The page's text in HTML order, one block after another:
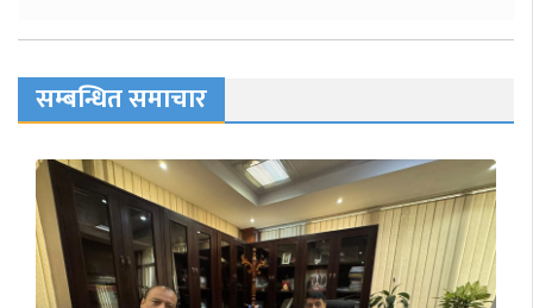
सम्बन्धित समाचार